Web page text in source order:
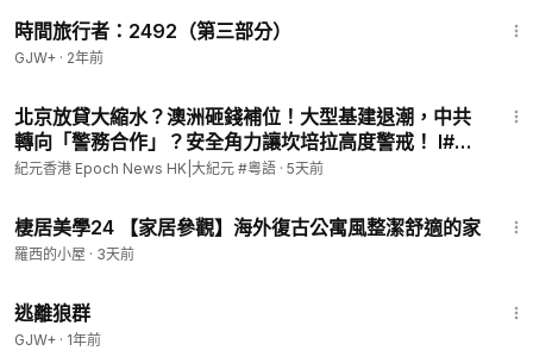
時間旅行者：2492（第三部分）
GJW+ · 2年前
北京放貸大縮水？澳洲砸錢補位！大型基建退潮，中共
轉向「警務合作」？安全角力讓坎培拉高度警戒！ l#紀
元香港 粵語
紀元香港 Epoch News HK|大紀元 #粵語 · 5天前
棲居美學24 【家居參觀】海外復古公寓風整潔舒適的家
羅西的小屋 · 3天前
逃離狼群
GJW+ · 1年前